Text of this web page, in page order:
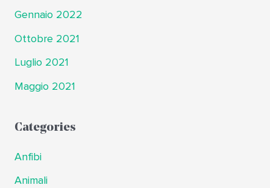
Gennaio 2022
Ottobre 2021
Luglio 2021
Maggio 2021
Categories
Anfibi
Animali